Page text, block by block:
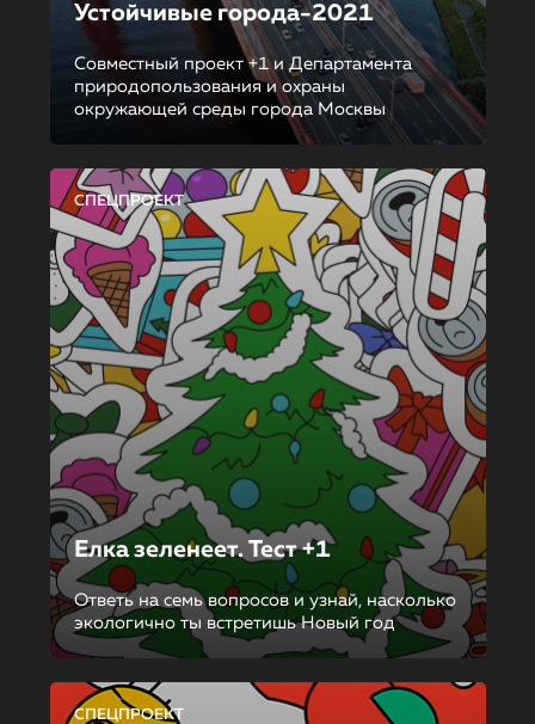
Устойчивые города-2021
Совместный проект +1 и Департамента
природопользования и охраны
окружающей среды города Москвы
СПЕЦПРОЕКТ
Елка зеленеет. Тест +1
Ответь на семь вопросов и узнай, насколько
экологично ты встретишь Новый год
СПЕЦПРОЕКТ